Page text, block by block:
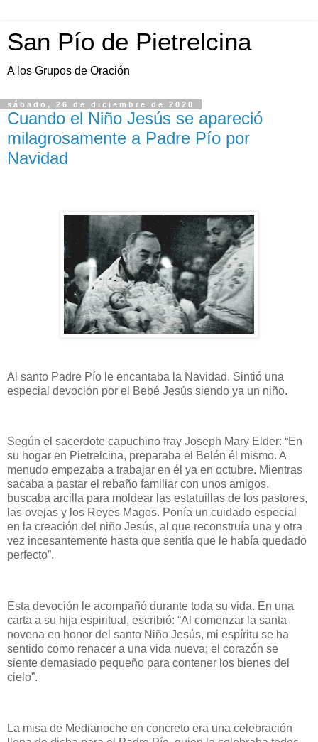
San Pío de Pietrelcina
A los Grupos de Oración
sábado, 26 de diciembre de 2020
Cuando el Niño Jesús se apareció
milagrosamente a Padre Pío por
Navidad
Al santo Padre Pío le encantaba la Navidad. Sintió una
especial devoción por el Bebé Jesús siendo ya un niño.
Según el sacerdote capuchino fray Joseph Mary Elder: “En
su hogar en Pietrelcina, preparaba el Belén él mismo. A
menudo empezaba a trabajar en él ya en octubre. Mientras
sacaba a pastar el rebaño familiar con unos amigos,
buscaba arcilla para moldear las estatuillas de los pastores,
las ovejas y los Reyes Magos. Ponía un cuidado especial
en la creación del niño Jesús, al que reconstruía una y otra
vez incesantemente hasta que sentía que le había quedado
perfecto”.
Esta devoción le acompañó durante toda su vida. En una
carta a su hija espiritual, escribió: “Al comenzar la santa
novena en honor del santo Niño Jesús, mi espíritu se ha
sentido como renacer a una vida nueva; el corazón se
siente demasiado pequeño para contener los bienes del
cielo”.
La misa de Medianoche en concreto era una celebración